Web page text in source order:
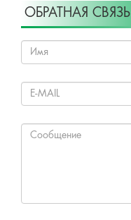
ОБРАТНАЯ СВЯЗЬ